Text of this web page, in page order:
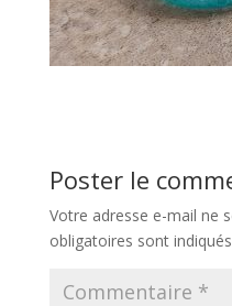
Poster le
Votre adresse e-mail ne
obligatoires sont